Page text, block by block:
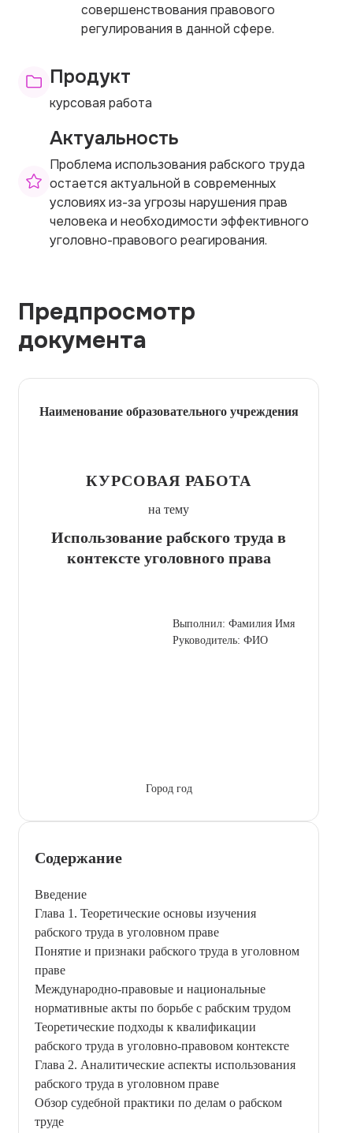
совершенствования правового
регулирования в данной сфере.
Продукт
курсовая работа
Актуальность
Проблема использования рабского труда
остается актуальной в современных
условиях из-за угрозы нарушения прав
человека и необходимости эффективного
уголовно-правового реагирования.
Предпросмотр
документа
Наименование образовательного учреждения
КУРСОВАЯ РАБОТА
на тему
Использование рабского труда в
контексте уголовного права
Выполнил: Фамилия Имя
Руководитель: ФИО
Город год
Содержание
Введение
Глава 1. Теоретические основы изучения
рабского труда в уголовном праве
Понятие и признаки рабского труда в уголовном
праве
Международно-правовые и национальные
нормативные акты по борьбе с рабским трудом
Теоретические подходы к квалификации
рабского труда в уголовно-правовом контексте
Глава 2. Аналитические аспекты использования
рабского труда в уголовном праве
Обзор судебной практики по делам о рабском
труде